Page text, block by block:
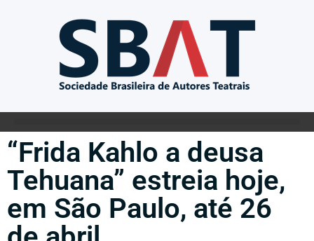
“Frida Kahlo a deusa
Tehuana” estreia hoje,
em São Paulo, até 26